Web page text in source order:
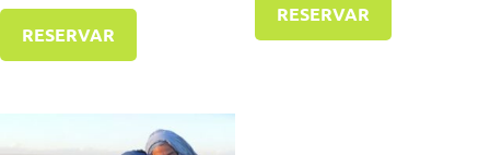
RESERVAR
RESERVAR